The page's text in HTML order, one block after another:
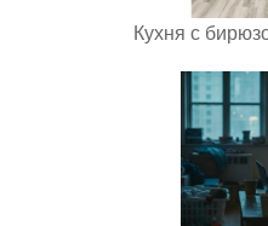
Кухня с